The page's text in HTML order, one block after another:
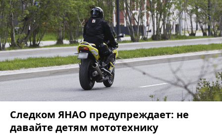
Следком ЯНАО предупреждает: не
давайте детям мототехнику